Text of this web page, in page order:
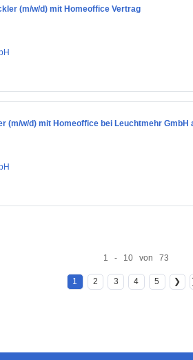
(m/w/d) mit Homeoffice Vertrag
(m/w/d) mit Homeoffice bei Leuchtmehr GmbH
1 - 10 von 73
1 2 3 4 5 ❯